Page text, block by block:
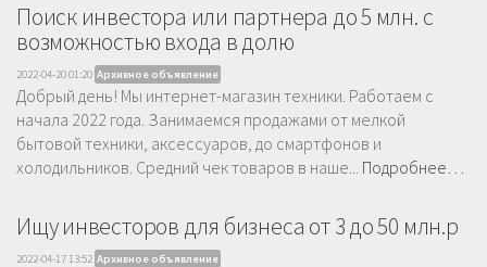
Поиск инвестора или партнера до 5 млн. с
возможностью входа в долю
2022-04-20 01:20 Архивное объявление
Добрый день! Мы интернет-магазин техники. Работаем с
начала 2022 года. Занимаемся продажами от мелкой
бытовой техники, аксессуаров, до смартфонов и
холодильников. Средний чек товаров в наше... Подробнее…
Ищу инвесторов для бизнеса от 3 до 50 млн.р
2022-04-17 13:52 Архивное объявление